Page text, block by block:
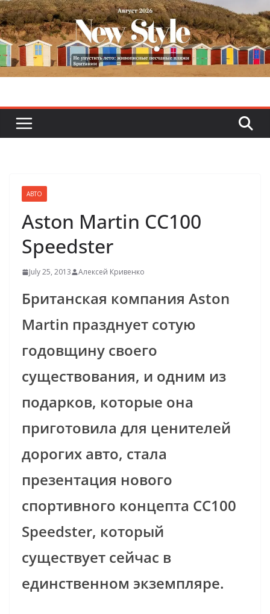
Skip
to
content
АВТО
Aston Martin CC100
Speedster
July 25, 2013 Алексей Кривенко
Британская компания Aston
Martin празднует сотую
годовщину своего
существования, и одним из
подарков, которые она
приготовила для ценителей
дорогих авто, стала
презентация нового
спортивного концепта CC100
Speedster, который
существует сейчас в
единственном экземпляре.